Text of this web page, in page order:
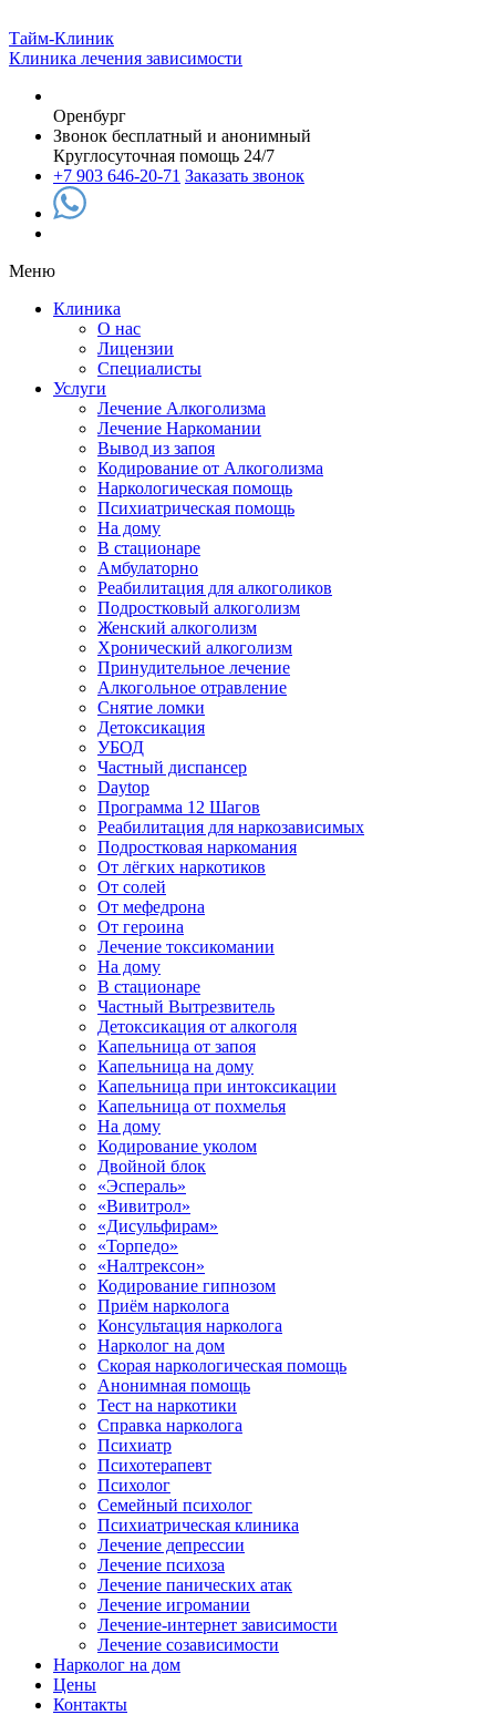
Тайм-Клиник
Клиника лечения зависимости
Оренбург
Звонок бесплатный и анонимный
Круглосуточная помощь 24/7
+7 903 646-20-71 Заказать звонок
Меню
Клиника
О нас
Лицензии
Специалисты
Услуги
Лечение Алкоголизма
Лечение Наркомании
Вывод из запоя
Кодирование от Алкоголизма
Наркологическая помощь
Психиатрическая помощь
На дому
В стационаре
Амбулаторно
Реабилитация для алкоголиков
Подростковый алкоголизм
Женский алкоголизм
Хронический алкоголизм
Принудительное лечение
Алкогольное отравление
Снятие ломки
Детоксикация
УБОД
Частный диспансер
Daytop
Программа 12 Шагов
Реабилитация для наркозависимых
Подростковая наркомания
От лёгких наркотиков
От солей
От мефедрона
От героина
Лечение токсикомании
На дому
В стационаре
Частный Вытрезвитель
Детоксикация от алкоголя
Капельница от запоя
Капельница на дому
Капельница при интоксикации
Капельница от похмелья
На дому
Кодирование уколом
Двойной блок
«Эспераль»
«Вивитрол»
«Дисульфирам»
«Торпедо»
«Налтрексон»
Кодирование гипнозом
Приём нарколога
Консультация нарколога
Нарколог на дом
Скорая наркологическая помощь
Анонимная помощь
Тест на наркотики
Справка нарколога
Психиатр
Психотерапевт
Психолог
Семейный психолог
Психиатрическая клиника
Лечение депрессии
Лечение психоза
Лечение панических атак
Лечение игромании
Лечение-интернет зависимости
Лечение созависимости
Нарколог на дом
Цены
Контакты